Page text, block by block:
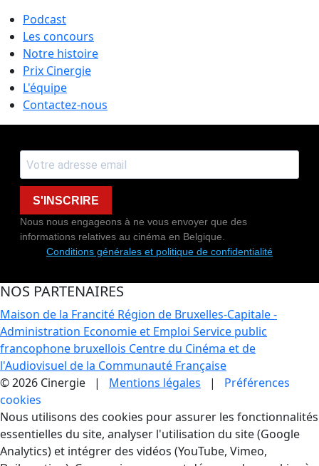
Podcast
Les concours
Notre histoire
Prix Cinergie
L'équipe
Contactez-nous
S'INSCRIRE
Nous nous engageons à ne vous envoyer que des
informations relatives au cinéma en Belgique.
Conditions générales et politique de confidentialité
NOS PARTENAIRES
Maison de la Francité Région de Bruxelles-Capitale -
Administration Economie et Emploi Service public
francophone bruxellois Centre du Cinéma et de
l'Audiovisuel de la Communauté Française
© 2026 Cinergie | Mentions légales | Préférences
cookies
Gestion des Cookies
Nous utilisons des cookies pour assurer les fonctionnalités
essentielles du site, analyser l'utilisation du site (Google
Analytics) et intégrer des vidéos (YouTube, Vimeo,